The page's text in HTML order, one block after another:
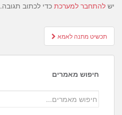
יש להתחבר למערכת כדי לכתוב תגובה.
Post
navigation
תכשיט מתנה לאמא
חיפוש מאמרים